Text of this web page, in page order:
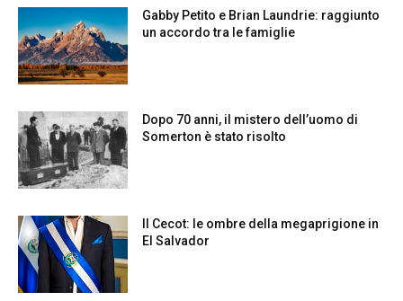
Gabby Petito e Brian Laundrie: raggiunto
un accordo tra le famiglie
Dopo 70 anni, il mistero dell’uomo di
Somerton è stato risolto
Il Cecot: le ombre della megaprigione in
El Salvador